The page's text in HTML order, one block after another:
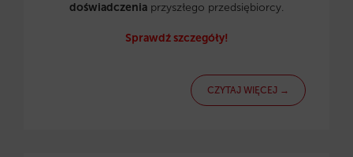
doświadczenia przyszłego przedsiębiorcy.
Sprawdź szczegóły!
CZYTAJ WIĘCEJ →